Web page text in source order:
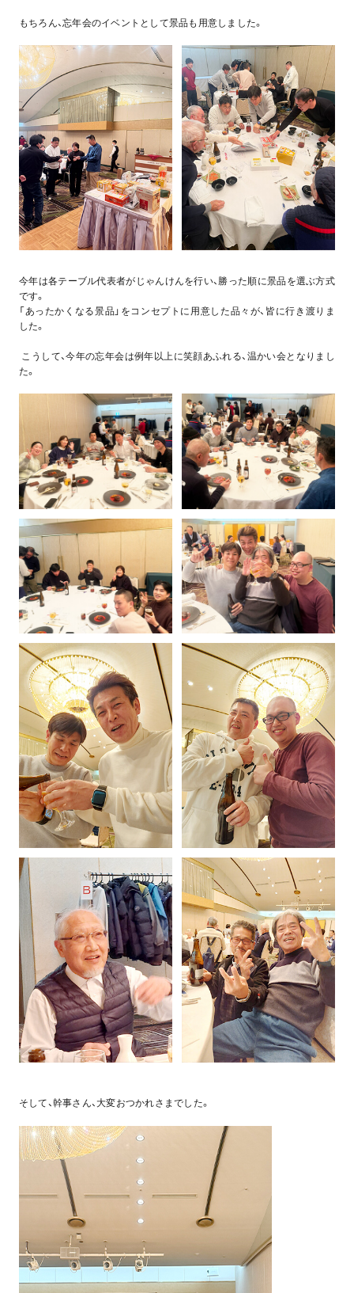
もちろん、忘年会のイベントとして景品も用意しました。
今年は各テーブル代表者がじゃんけんを行い、勝った順に景品を選ぶ方式
です。
「あったかくなる景品」をコンセプトに用意した品々が、皆に行き渡りま
した。
こうして、今年の忘年会は例年以上に笑顔あふれる、温かい会となりまし
た。
そして、幹事さん、大変おつかれさまでした。